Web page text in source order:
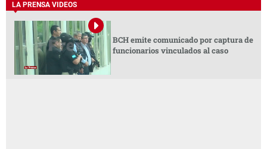
LA PRENSA VIDEOS
BCH emite comunicado por captura de
funcionarios vinculados al caso